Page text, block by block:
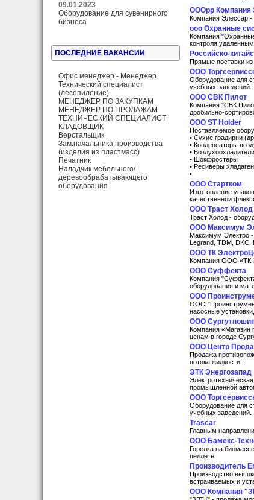
09.01.2023
Оборудование для сувенирного
бизнеса
ПОСЛЕДНИЕ ВАКАНСИИ
Офис менеджер - Менеджер
Технический специалист
(лесопиление)
МЕНЕДЖЕР ПО ЗАКУПКАМ
МЕНЕДЖЕР ПО ПРОДАЖАМ
ТЕХНИЧЕСКИЙ СПЕЦИАЛИСТ
КЛАДОВЩИК
Верстальщик
Зам.начальника производства
(изделия из пластмасс)
Печатник
Наладчик мебельного/
деревообрабатывающего
оборудования
ОООрр Компания
Компания Элессар -
ооо Охранные
Компания
контроля
Российско-
Прямые поставки из
ООО
Оборудование для
учебных заведений.
ООО СВК Пилот
Компания "СВК
дробильно-
OOO ST Holder
Поставляемое
• Сухие градирни
• Конденсаторы
• Воздухоохладители
• Шокфростеры
• Ресиверы
•
ООО Стартком
Изготовление
качественной
ООО Траст Холод
Траст Холод -
ООО Максимум
Максимум Электро -
Legrand, TDM, DKC.
ООО ТК
Компания ООО «ТК
ООО Суффекта
Компания
оборудования и
ООО
ООО
насосные
ООО
Компания «Магазин
ценам в городе
ООО Центр
Продажа
потока жидкости.
ЭТК Энергозапад
промышленной
ООО
Оборудование для
учебных заведений.
Trascar
Главным
ООО Бамекс-
Горелка на
пеллете
Производитель
Производство
встраиваемых и
OOO Компания